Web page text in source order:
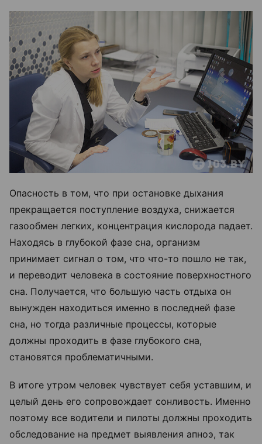
Опасность в том, что при остановке дыхания
прекращается поступление воздуха, снижается
газообмен легких, концентрация кислорода падает.
Находясь в глубокой фазе сна, организм
принимает сигнал о том, что что-то пошло не так,
и переводит человека в состояние поверхностного
сна. Получается, что большую часть отдыха он
вынужден находиться именно в последней фазе
сна, но тогда различные процессы, которые
должны проходить в фазе глубокого сна,
становятся проблематичными.
В итоге утром человек чувствует себя уставшим, и
целый день его сопровождает сонливость. Именно
поэтому все водители и пилоты должны проходить
обследование на предмет выявления апноэ, так